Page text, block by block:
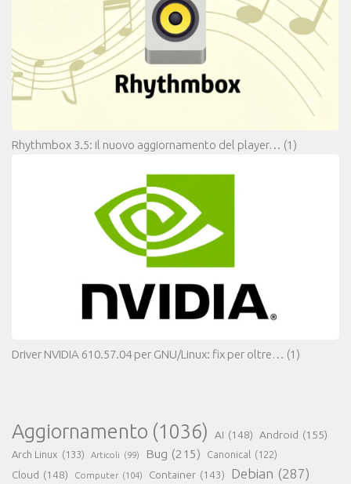
Rhythmbox 3.5: il nuovo aggiornamento del player… (1)
Driver NVIDIA 610.57.04 per GNU/Linux: fix per oltre… (1)
Aggiornamento (1036) AI (148) Android (155)
Arch Linux (133) Articoli (99) Bug (215) Canonical (122)
Cloud (148) Computer (104) Container (143) Debian (287)